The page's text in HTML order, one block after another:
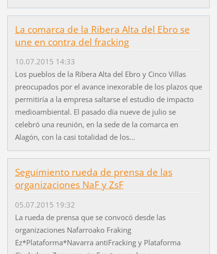
La comarca de la Ribera Alta del Ebro se
une en contra del fracking
10.07.2015 14:33
Los pueblos de la Ribera Alta del Ebro y Cinco Villas
preocupados por el avance inexorable de los plazos que
permitiría a la empresa saltarse el estudio de impacto
medioambiental. El pasado día nueve de julio se
celebró una reunión, en la sede de la comarca en
Alagón, con la casi totalidad de los...
Seguimiento rueda de prensa de las
organizaciones NaF y ZsF
05.07.2015 19:32
La rueda de prensa que se convocó desde las
organizaciones Nafarroako Fraking
Ez*Plataforma*Navarra antiFracking y Plataforma